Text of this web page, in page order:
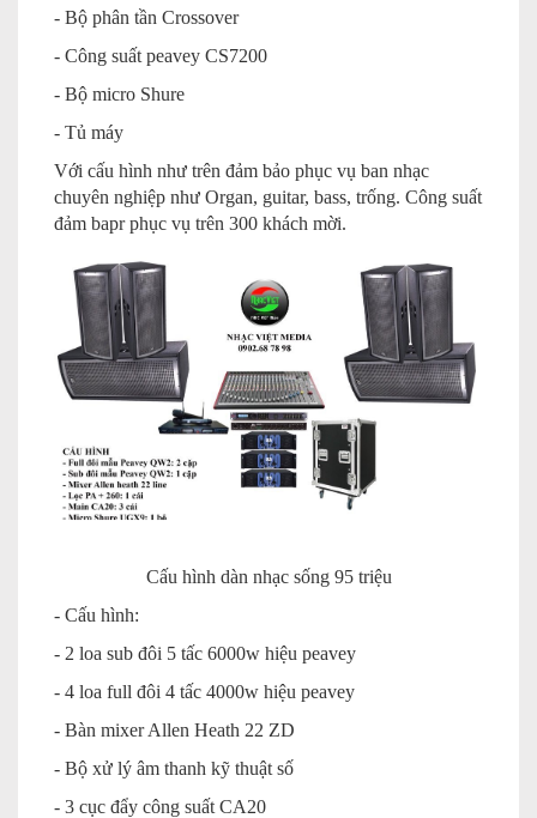
- Bộ phân tần Crossover
- Công suất peavey CS7200
- Bộ micro Shure
- Tủ máy
Với cấu hình như trên đảm bảo phục vụ ban nhạc
chuyên nghiệp như Organ, guitar, bass, trống. Công suất
đảm bapr phục vụ trên 300 khách mời.
Cấu hình dàn nhạc sống 95 triệu
- Cấu hình:
- 2 loa sub đôi 5 tấc 6000w hiệu peavey
- 4 loa full đôi 4 tấc 4000w hiệu peavey
- Bàn mixer Allen Heath 22 ZD
- Bộ xử lý âm thanh kỹ thuật số
- 3 cục đẩy công suất CA20